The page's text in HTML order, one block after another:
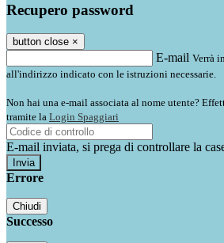
Recupero password
button close ×
E-mail Verrà
all'indirizzo indicato con le istruzioni necessarie.
Non hai una e-mail associata al nome utente?
tramite la Login Spaggiari
E-mail inviata, si prega di controllare la
Errore
Chiudi
Successo